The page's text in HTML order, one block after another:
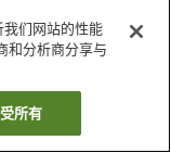
们网站的性能
和分析商分享与
所有